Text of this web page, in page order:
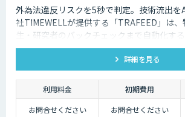
外為法違反リスクを5秒で判定。技術流出を
社TIMEWELLが提供する「TRAFEED」は
生・研究者のバックチェックまで自動化する
複雑な規制判定を5秒で完了し 、高度なネ
に見えない流出リスクを最小化します 。
詳細を見る
利用料金 初期費用
お問合せください
お問合せください